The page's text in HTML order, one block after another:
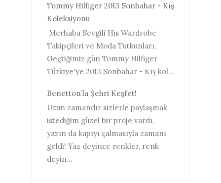
Tommy Hilfiger 2013 Sonbahar - Kış
Koleksiyonu
Merhaba Sevgili His Wardrobe
Takipçileri ve Moda Tutkunları,
Geçtiğimiz gün Tommy Hilfiger
Türkiye'ye 2013 Sonbahar - Kış kol...
Benetton’la Şehri Keşfet!
Uzun zamandır sizlerle paylaşmak
istediğim güzel bir proje vardı,
yazın da kapıyı çalmasıyla zamanı
geldi! Yaz deyince renkler, renk
deyin...